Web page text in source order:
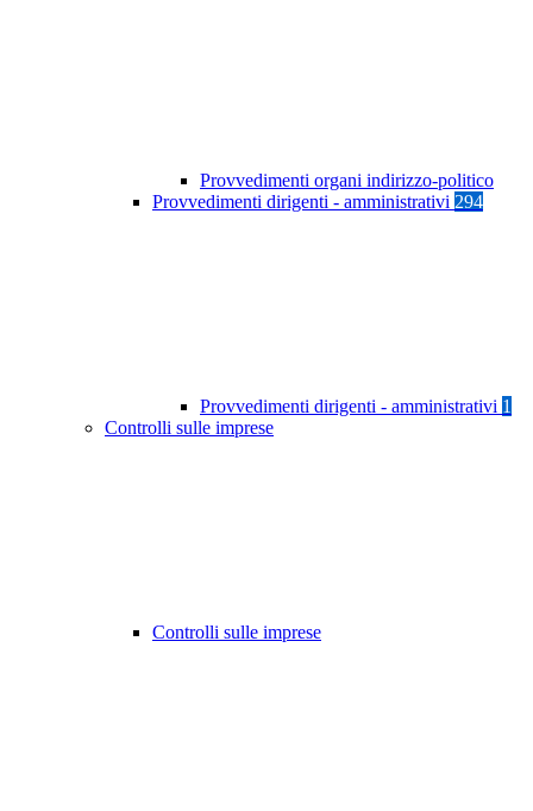
Provvedimenti organi indirizzo-politico
Provvedimenti dirigenti - amministrativi 294
Provvedimenti dirigenti - amministrativi 1
Controlli sulle imprese
Controlli sulle imprese